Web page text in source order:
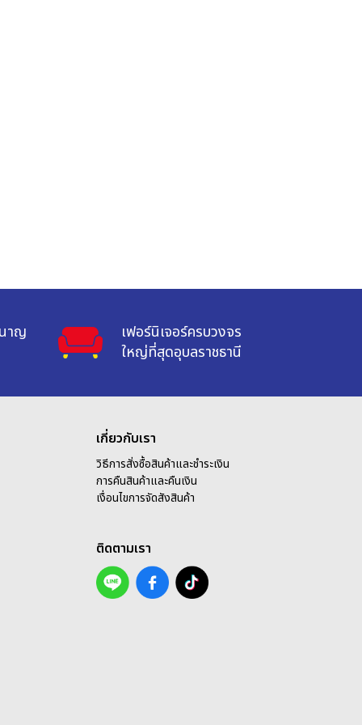
าญ
เฟอร์นิเจอร์ครบวงจร
ใหญ่ที่สุดอุบลราชธานี
เกี่ยวกับเรา
วิธีการสั่งซื้อสินค้าและชำระเงิน
การคืนสินค้าและคืนเงิน
เงื่อนไขการจัดสังสินค้า
ติดตามเรา